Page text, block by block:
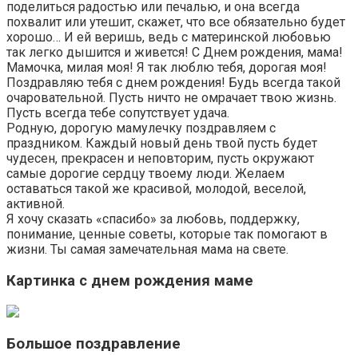
поделиться радостью или печалью, и она всегда
похвалит или утешит, скажет, что все обязательно будет
хорошо… И ей веришь, ведь с материнской любовью
так легко дышится и живется! С Днем рождения, мама!
Мамочка, милая моя! Я так люблю тебя, дорогая моя!
Поздравляю тебя с днем рождения! Будь всегда такой
очаровательной. Пусть ничто не омрачает твою жизнь.
Пусть всегда тебе сопутствует удача.
Родную, дорогую мамулечку поздравляем с
праздником. Каждый новый день твой пусть будет
чудесен, прекрасен и неповторим, пусть окружают
самые дорогие сердцу твоему люди. Желаем
оставаться такой же красивой, молодой, веселой,
активной.
Я хочу сказать «спасибо» за любовь, поддержку,
понимание, ценные советы, которые так помогают в
жизни. Ты самая замечательная мама на свете.
Картинка с днем рождения маме
Большое поздравление